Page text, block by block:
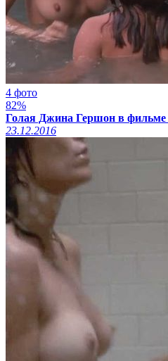
4 фото
82%
Голая Джина Гершон в фильме
23.12.2016